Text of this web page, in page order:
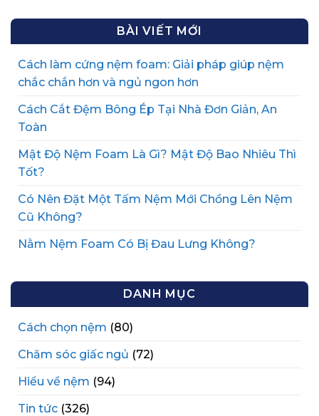
BÀI VIẾT MỚI
Cách làm cứng nệm foam: Giải pháp giúp nệm
chắc chắn hơn và ngủ ngon hơn
Cách Cắt Đệm Bông Ép Tại Nhà Đơn Giản, An
Toàn
Mật Độ Nệm Foam Là Gì? Mật Độ Bao Nhiêu Thì
Tốt?
Có Nên Đặt Một Tấm Nệm Mới Chồng Lên Nệm
Cũ Không?
Nằm Nệm Foam Có Bị Đau Lưng Không?
DANH MỤC
Cách chọn nệm (80)
Chăm sóc giấc ngủ (72)
Hiểu về nệm (94)
Tin tức (326)